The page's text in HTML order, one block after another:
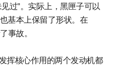
过”。实际上，黑匣子可以
基本上保留了形状。在
事故。
挥核心作用的两个发动机都